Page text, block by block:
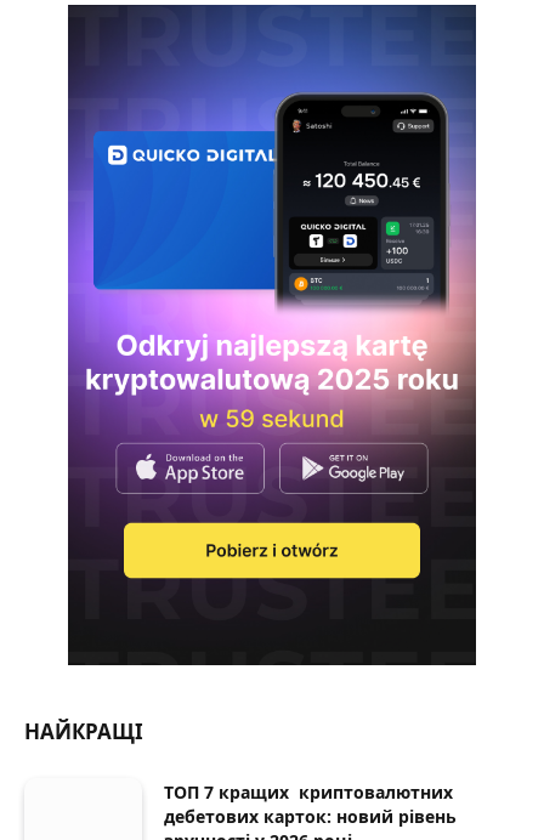
НАЙКРАЩІ
ТОП 7 кращих криптовалютних
дебетових карток: новий рівень